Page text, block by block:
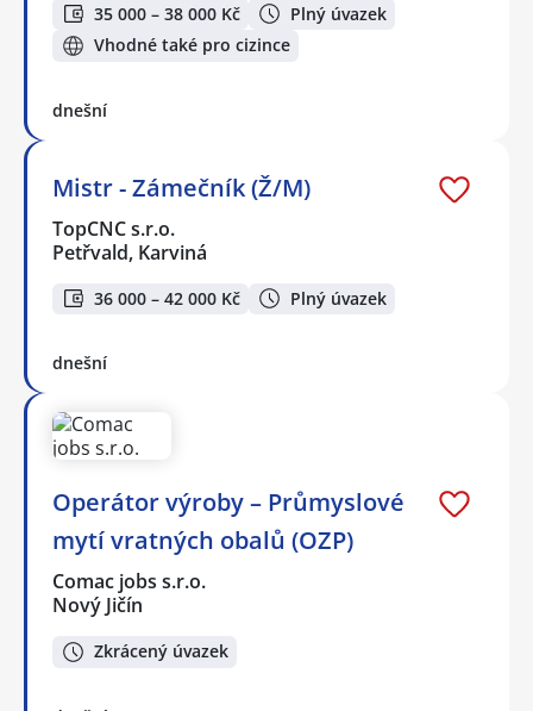
35 000 – 38 000 Kč
Plný úvazek
Vhodné také pro cizince
dnešní
Mistr - Zámečník (Ž/M)
TopCNC s.r.o.
Petřvald, Karviná
36 000 – 42 000 Kč Plný úvazek
dnešní
Operátor výroby – Průmyslové
mytí vratných obalů (OZP)
Comac jobs s.r.o.
Nový Jičín
Zkrácený úvazek